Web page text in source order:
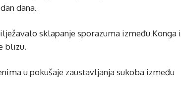
dana.
sklapanje sporazuma između Konga i
blizu.
u pokušaje zaustavljanja sukoba između